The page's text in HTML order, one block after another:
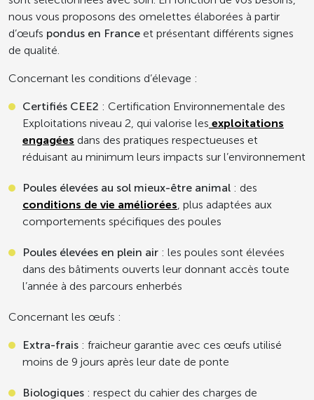
nous vous proposons des omelettes élaborées à partir
d’œufs pondus en France et présentant différents signes
de qualité.
Concernant les conditions d’élevage :
Certifiés CEE2 : Certification Environnementale des
Exploitations niveau 2, qui valorise les exploitations
engagées dans des pratiques respectueuses et
réduisant au minimum leurs impacts sur l’environnement
Poules élevées au sol mieux-être animal : des
conditions de vie améliorées, plus adaptées aux
comportements spécifiques des poules
Poules élevées en plein air : les poules sont élevées
dans des bâtiments ouverts leur donnant accès toute
l’année à des parcours enherbés
Concernant les œufs :
Extra-frais : fraicheur garantie avec ces œufs utilisé
moins de 9 jours après leur date de ponte
Biologiques : respect du cahier des charges de